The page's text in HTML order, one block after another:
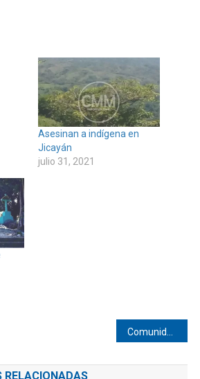
Asesinan a indígena en
Jicayán
julio 31, 2021
RELACIONADAS